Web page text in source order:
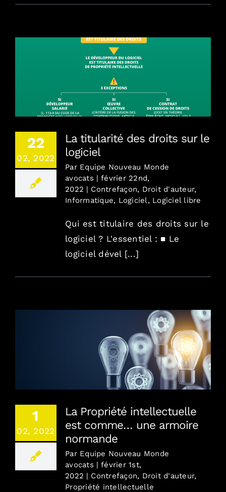
La titularité des droits sur le logiciel
22
02, 2022
La titularité des droits sur le
logiciel
Par Equipe Nouveau Monde
avocats | février 22nd,
2022 | Contrefaçon, Droit d'auteur,
Informatique, Logiciel, Logiciel libre
Qui est titulaire des droits sur le
logiciel ? L'essentiel : ■ Le
logiciel dével [...]
La Propriété intellectuelle est comme… une
armoire normande
1
02, 2022
La Propriété intellectuelle
est comme… une armoire
normande
Par Equipe Nouveau Monde
avocats | février 1st,
2022 | Contrefaçon, Droit d'auteur,
Propriété intellectuelle